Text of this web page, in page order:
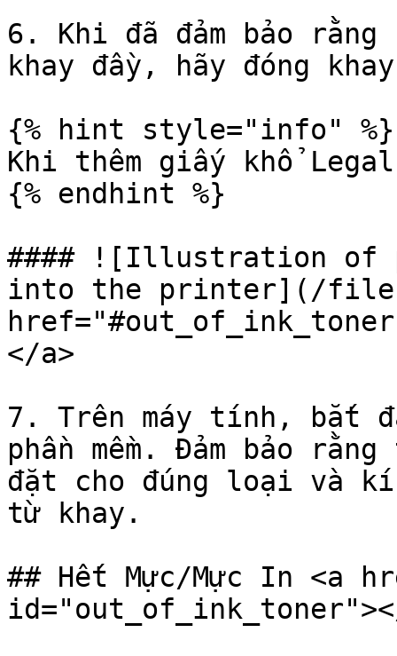
6. Khi đã đảm bảo
khay đầy, hãy đóng
{% hint style="info" %}
Khi thêm giấy khổ
{% endhint %}
#### ![Illustration of
into the printer](/files/
</a>
7. Trên máy tính, bắt
phần mềm. Đảm bảo
đặt cho đúng loại và
từ khay.
## Hết Mực/Mực In <a